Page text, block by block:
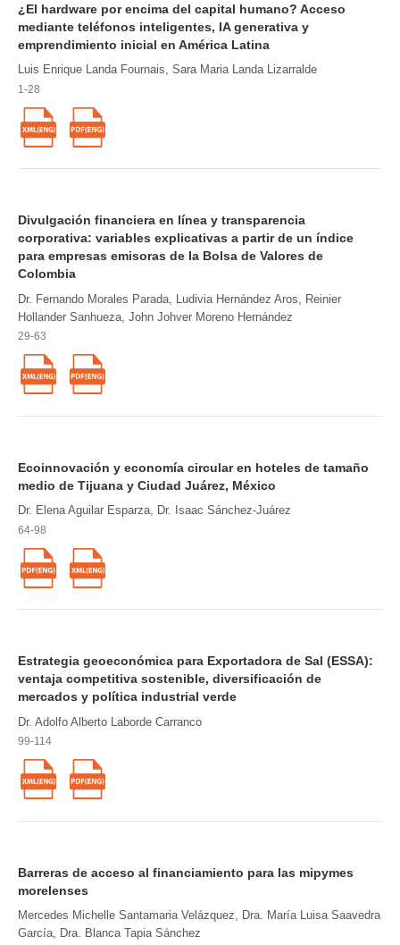
¿El hardware por encima del capital humano? Acceso
mediante teléfonos inteligentes, IA generativa y
emprendimiento inicial en América Latina
Luis Enrique Landa Fournais, Sara Maria Landa Lizarralde
1-28
Divulgación financiera en línea y transparencia
corporativa: variables explicativas a partir de un índice
para empresas emisoras de la Bolsa de Valores de
Colombia
Dr. Fernando Morales Parada, Ludivia Hernández Aros, Reinier
Hollander Sanhueza, John Johver Moreno Hernández
29-63
Ecoinnovación y economía circular en hoteles de tamaño
medio de Tijuana y Ciudad Juárez, México
Dr. Elena Aguilar Esparza, Dr. Isaac Sánchez-Juárez
64-98
Estrategia geoeconómica para Exportadora de Sal (ESSA):
ventaja competitiva sostenible, diversificación de
mercados y política industrial verde
Dr. Adolfo Alberto Laborde Carranco
99-114
Barreras de acceso al financiamiento para las mipymes
morelenses
Mercedes Michelle Santamaria Velázquez, Dra. María Luisa Saavedra
García, Dra. Blanca Tapia Sánchez